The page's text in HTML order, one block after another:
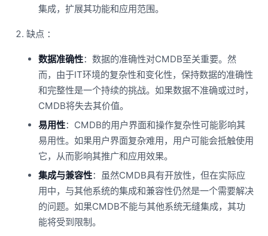
集成，扩展其功能和应用范围。
缺点 ：
数据准确性：数据的准确性对CMDB至关重要。然
而，由于IT环境的复杂性和变化性，保持数据的准确性
和完整性是一个持续的挑战。如果数据不准确或过时，
CMDB将失去其价值。
易用性：CMDB的用户界面和操作复杂性可能影响其
易用性。如果用户界面复杂难用，用户可能会抵触使用
它，从而影响其推广和应用效果。
集成与兼容性：虽然CMDB具有开放性，但在实际应
用中，与其他系统的集成和兼容性仍然是一个需要解决
的问题。如果CMDB不能与其他系统无缝集成，其功
能将受到限制。